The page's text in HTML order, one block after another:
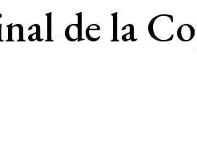
de la